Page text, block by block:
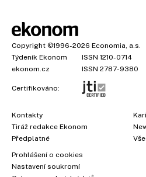
Copyright ©1996-2026 Economia, a.s.
Týdeník Ekonom
ISSN 1210-0714
ekonom.cz
ISSN 2787-9380
Certifikováno:
Kontakty
Tiráž redakce Ekonom
Předplatné
Prohlášení o cookies
Nastavení soukromí